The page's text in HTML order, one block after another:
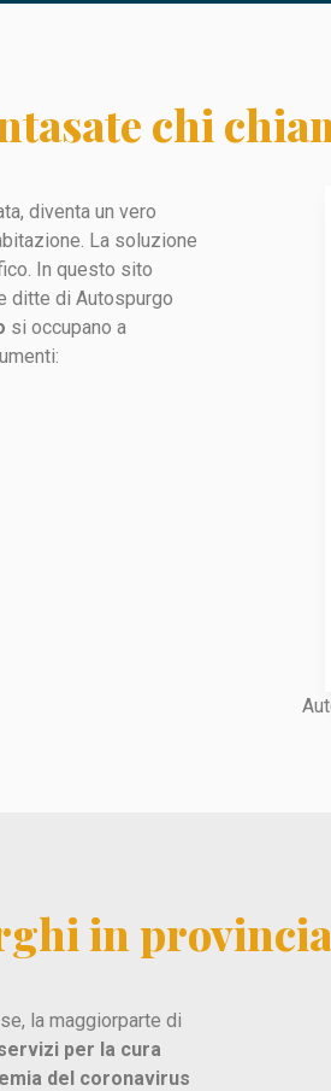
chi
diventa un vero
La soluzione
In questo sito
ditte di Autospurgo
si occupano a
in
la maggiorparte di
per la cura
del coronavirus